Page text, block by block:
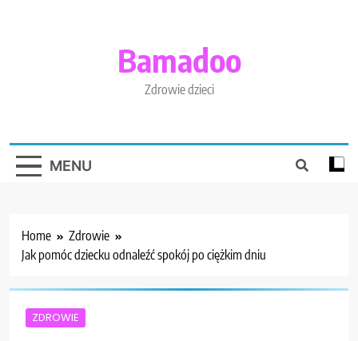
Bamadoo
Zdrowie dzieci
MENU
Home
Zdrowie
Jak pomóc dziecku odnaleźć spokój po ciężkim dniu
ZDROWIE